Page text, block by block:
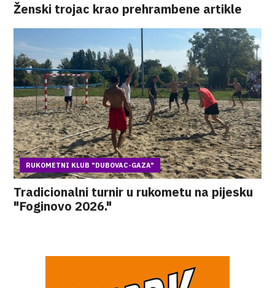
Ženski trojac krao prehrambene artikle
RUKOMETNI KLUB "DUBOVAC-GAZA"
Tradicionalni turnir u rukometu na pijesku
"Foginovo 2026."